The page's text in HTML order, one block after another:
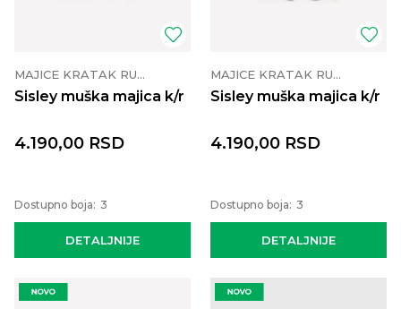
MAJICE KRATAK RUKAV
Sisley muška majica k/r
DETALJNIJE
4.190,00 RSD
Dostupno boja: 3
MAJICE KRATAK RUKAV
Sisley muška majica k/r
DETALJNIJE
4.190,00 RSD
Dostupno boja: 3